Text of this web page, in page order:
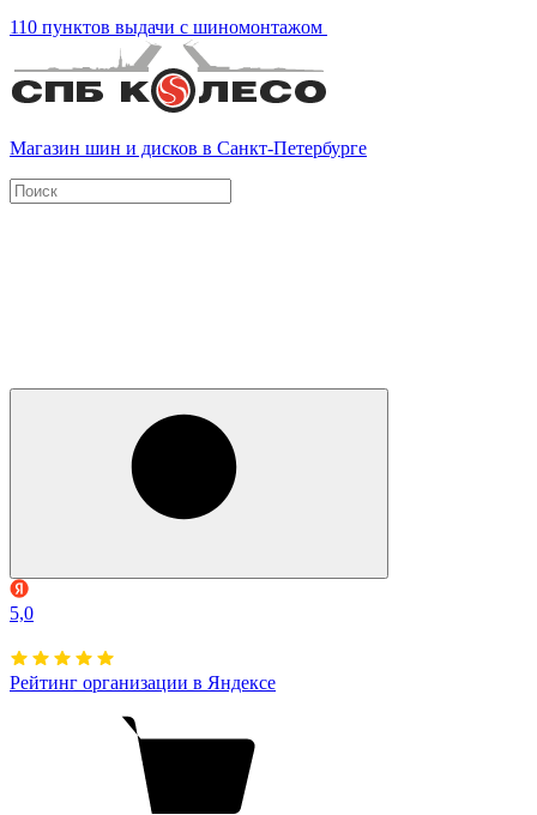
110 пунктов выдачи с шиномонтажом
Магазин шин и дисков в Санкт-Петербурге
5,0
Рейтинг организации в Яндексе